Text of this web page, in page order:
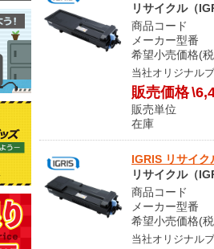
リサイクル（
商品コード
メーカー型
希望小売価格(
当社オリジナル
販売価格
販売単
在庫
IGRIS リサイ
リサイクル（
商品コード
メーカー型
希望小売価格(
当社オリジナル